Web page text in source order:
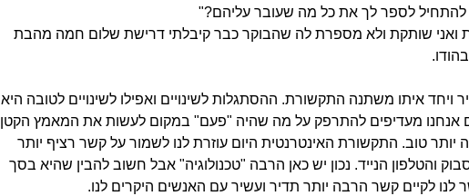
להתחיל לספר לך את כל מה שעובר עליהם?"
שותקת ולא מספרת לה שהבוקר כבר קיבלתי דרישת שלום חמה מהבת
איתו משתנה התקשורת. ההסתגלות לשינויים ואפילו לשינויים לטובה היא
אנחנו מעדיפים להתרפק על מה שהיה "פעם" במקום לעשות את המאמץ הקטן
יותר טוב. התקשורת האינטרנטית היום עוזרת לנו לשמור על קשר רציף יותר
והטלפון הנייד. נכון יש כאן הרבה "טכנולוגיה" אבל חשוב להבין שהיא בסך
לקיים קשר הרבה יותר תדיר ועשיר עם האנשים היקרים לנו.